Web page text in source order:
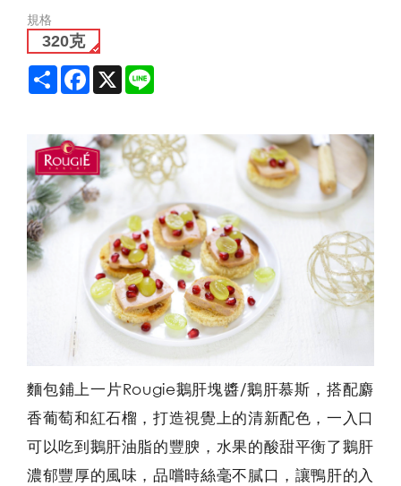
規格
320克
Share Facebook
X
麵包鋪上一片Rougie鵝肝塊醬/鵝肝慕斯，搭配麝
香葡萄和紅石榴，打造視覺上的清新配色，一入口
可以吃到鵝肝油脂的豐腴，水果的酸甜平衡了鵝肝
濃郁豐厚的風味，品嚐時絲毫不膩口，讓鴨肝的入